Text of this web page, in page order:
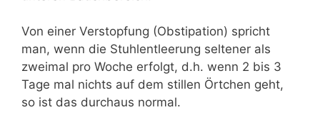
Von einer Verstopfung (Obstipation) spricht
man, wenn die Stuhlentleerung seltener als
zweimal pro Woche erfolgt, d.h. wenn 2 bis 3
Tage mal nichts auf dem stillen Örtchen geht,
so ist das durchaus normal.